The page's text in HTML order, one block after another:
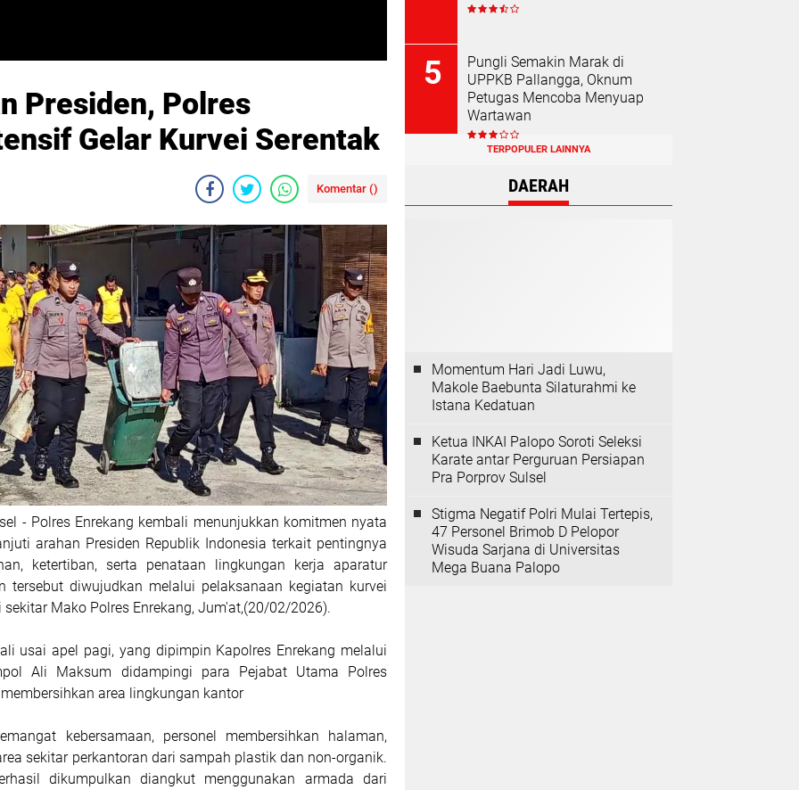
Presiden, Polres
Gelar Kurvei Serentak
Komentar ()
- Polres Enrekang kembali menunjukkan komitmen nyata
arahan Presiden Republik Indonesia terkait pentingnya
ketertiban, serta penataan lingkungan kerja aparatur
tersebut diwujudkan melalui pelaksanaan kegiatan kurvei
sekitar Mako Polres Enrekang, Jum'at,(20/02/2026).
usai apel pagi, yang dipimpin Kapolres Enrekang melalui
Ali Maksum didampingi para Pejabat Utama Polres
area lingkungan kantor
kebersamaan, personel membersihkan halaman,
sekitar perkantoran dari sampah plastik dan non-organik.
dikumpulkan diangkut menggunakan armada dari
Pungli Semakin Marak di
UPPKB Pallangga, Oknum
Petugas Mencoba Menyuap
Wartawan
TERPOPULER LAINNYA
DAERAH
Momentum Hari Jadi Luwu,
Makole Baebunta Silaturahmi ke
Istana Kedatuan
Ketua INKAI Palopo Soroti Seleksi
Karate antar Perguruan Persiapan
Pra Porprov Sulsel
Stigma Negatif Polri Mulai Tertepis,
47 Personel Brimob D Pelopor
Wisuda Sarjana di Universitas
Mega Buana Palopo